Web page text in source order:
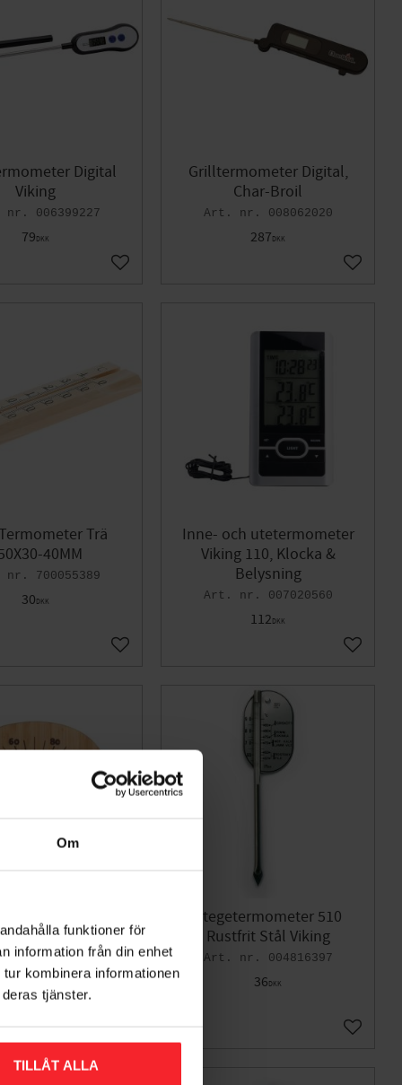
Om
funktioner för
information från din enhet
kombinera informationen
tjänster.
TILLÅT ALLA
Digital
Viking
006399227
79DKK
Gem som favorit
Grilltermometer Digital,
Char-Broil
008062020
287DKK
Gem
Trä
40MM
700055389
30DKK
Gem som favorit
Inne- och utetermometer
Viking 110, Klocka &
Belysning
007020560
112DKK
Gem
Rento
008187466
139
Stegetermometer 510
Rustfrit Stål Viking
004816397
36DKK
Gem